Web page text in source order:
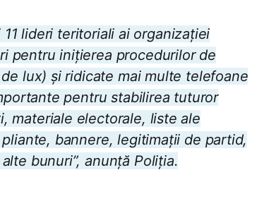
lideri teritoriali ai organizației
pentru inițierea procedurilor de
lux) și ridicate mai multe telefoane
pentru stabilirea tuturor
materiale electorale, liste ale
bannere, legitimații de partid,
bunuri”, anunță Poliția.